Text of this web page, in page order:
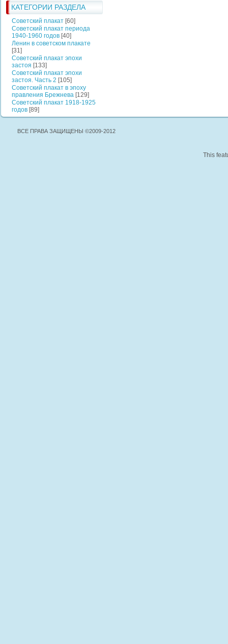
КАТЕГОРИИ РАЗДЕЛА
Советский плакат [60]
Советский плакат периода
1940-1960 годов [40]
Ленин в советском плакате
[31]
Советский плакат эпохи
застоя [133]
Советский плакат эпохи
застоя. Часть 2 [105]
Советский плакат в эпоху
правления Брежнева [129]
Советский плакат 1918-1925
годов [89]
ВСЕ ПРАВА ЗАЩИЩЕНЫ ©2009-2012
This